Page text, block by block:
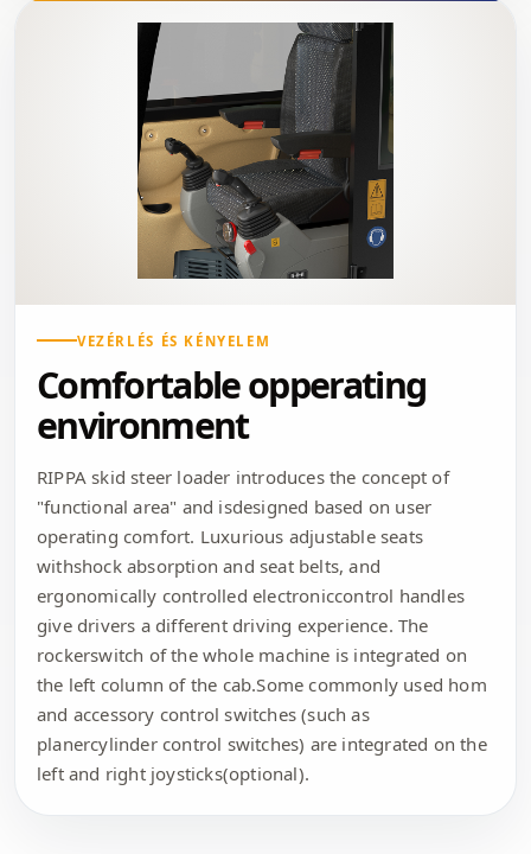
VEZÉRLÉS ÉS KÉNYELEM
Comfortable opperating
environment
RIPPA skid steer loader introduces the concept of
"functional area" and isdesigned based on user
operating comfort. Luxurious adjustable seats
withshock absorption and seat belts, and
ergonomically controlled electroniccontrol handles
give drivers a different driving experience. The
rockerswitch of the whole machine is integrated on
the left column of the cab.Some commonly used hom
and accessory control switches (such as
planercylinder control switches) are integrated on the
left and right joysticks(optional).